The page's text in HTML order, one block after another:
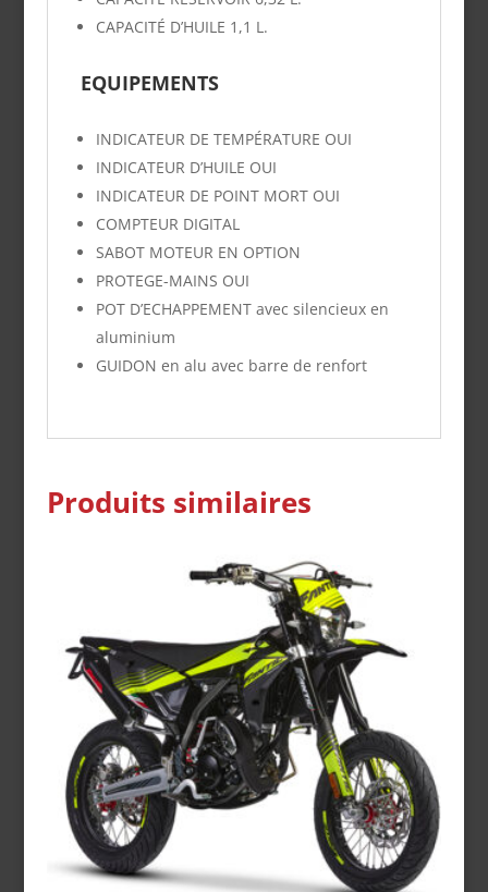
CAPACITÉ D’HUILE 1,1 L.
EQUIPEMENTS
INDICATEUR DE TEMPÉRATURE OUI
INDICATEUR D’HUILE OUI
INDICATEUR DE POINT MORT OUI
COMPTEUR DIGITAL
SABOT MOTEUR EN OPTION
PROTEGE-MAINS OUI
POT D’ECHAPPEMENT avec silencieux en
aluminium
GUIDON en alu avec barre de renfort
Produits similaires